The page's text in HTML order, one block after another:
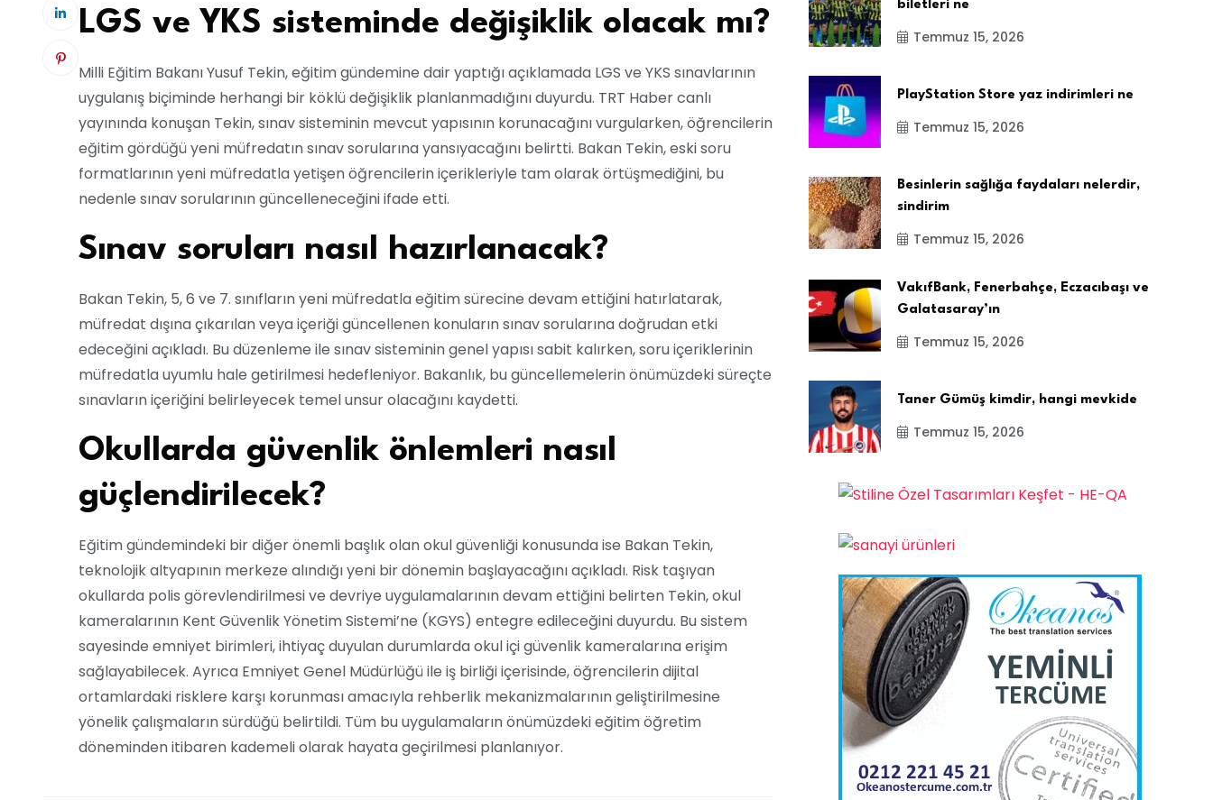
LGS ve YKS sisteminde değişiklik olacak mı?
Milli Eğitim Bakanı Yusuf Tekin, eğitim gündemine dair yaptığı açıklamada LGS ve YKS sınavlarının
uygulanış biçiminde herhangi bir köklü değişiklik planlanmadığını duyurdu. TRT Haber canlı
yayınında konuşan Tekin, sınav sisteminin mevcut yapısının korunacağını vurgularken, öğrencilerin
eğitim gördüğü yeni müfredatın sınav sorularına yansıyacağını belirtti. Bakan Tekin, eski soru
formatlarının yeni müfredatla yetişen öğrencilerin içerikleriyle tam olarak örtüşmediğini, bu
nedenle sınav sorularının güncelleneceğini ifade etti.
Sınav soruları nasıl hazırlanacak?
Bakan Tekin, 5, 6 ve 7. sınıfların yeni müfredatla eğitim sürecine devam ettiğini hatırlatarak,
müfredat dışına çıkarılan veya içeriği güncellenen konuların sınav sorularına doğrudan etki
edeceğini açıkladı. Bu düzenleme ile sınav sisteminin genel yapısı sabit kalırken, soru içeriklerinin
müfredatla uyumlu hale getirilmesi hedefleniyor. Bakanlık, bu güncellemelerin önümüzdeki süreçte
sınavların içeriğini belirleyecek temel unsur olacağını kaydetti.
Okullarda güvenlik önlemleri nasıl
güçlendirilecek?
Eğitim gündemindeki bir diğer önemli başlık olan okul güvenliği konusunda ise Bakan Tekin,
teknolojik altyapının merkeze alındığı yeni bir dönemin başlayacağını açıkladı. Risk taşıyan
okullarda polis görevlendirilmesi ve devriye uygulamalarının devam ettiğini belirten Tekin, okul
kameralarının Kent Güvenlik Yönetim Sistemi’ne (KGYS) entegre edileceğini duyurdu. Bu sistem
sayesinde emniyet birimleri, ihtiyaç duyulan durumlarda okul içi güvenlik kameralarına erişim
sağlayabilecek. Ayrıca Emniyet Genel Müdürlüğü ile iş birliği içerisinde, öğrencilerin dijital
ortamlardaki risklere karşı korunması amacıyla rehberlik mekanizmalarının geliştirilmesine
yönelik çalışmaların sürdüğü belirtildi. Tüm bu uygulamaların önümüzdeki eğitim öğretim
döneminden itibaren kademeli olarak hayata geçirilmesi planlanıyor.
biletleri ne
Temmuz 15, 2026
PlayStation Store yaz indirimleri ne
Temmuz 15, 2026
Besinlerin sağlığa faydaları nelerdir,
sindirim
Temmuz 15, 2026
VakıfBank, Fenerbahçe, Eczacıbaşı ve
Galatasaray’ın
Temmuz 15, 2026
Taner Gümüş kimdir, hangi mevkide
Temmuz 15, 2026